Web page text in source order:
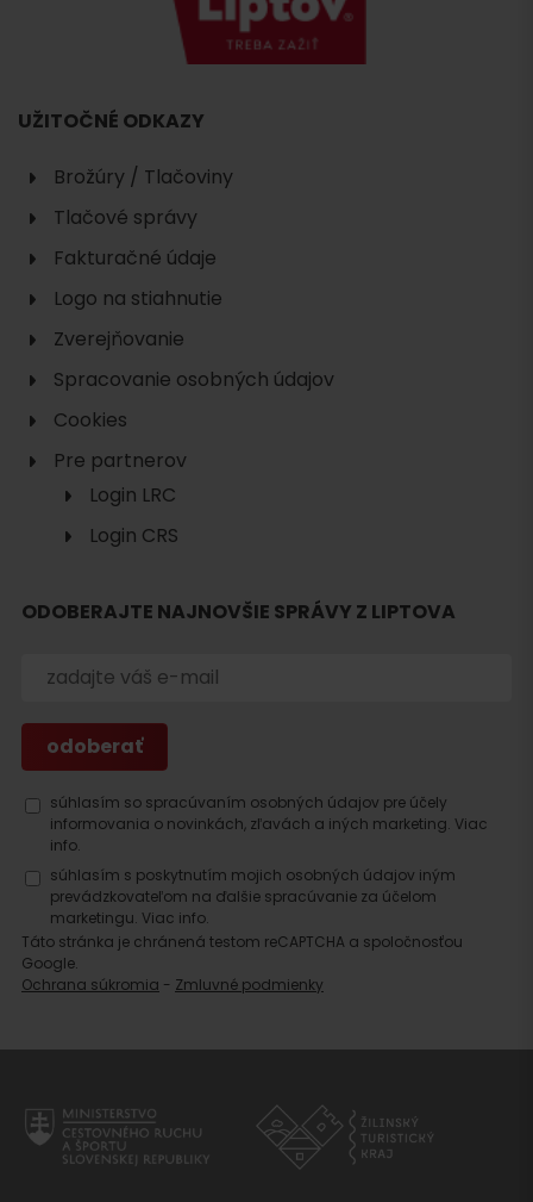
Hľadať
UŽITOČNÉ ODKAZY
Brožúry / Tlačoviny
Tlačové správy
Fakturačné údaje
Logo na stiahnutie
Zverejňovanie
Spracovanie osobných údajov
Cookies
Pre partnerov
Login LRC
Login CRS
ODOBERAJTE NAJNOVŠIE SPRÁVY Z LIPTOVA
súhlasím so spracúvaním osobných údajov pre účely
informovania o novinkách, zľavách a iných marketing. Viac
info.
súhlasím s poskytnutím mojich osobných údajov iným
prevádzkovateľom na ďalšie spracúvanie za účelom
marketingu. Viac info.
Táto stránka je chránená testom reCAPTCHA a spoločnosťou
Google.
Ochrana súkromia - Zmluvné podmienky